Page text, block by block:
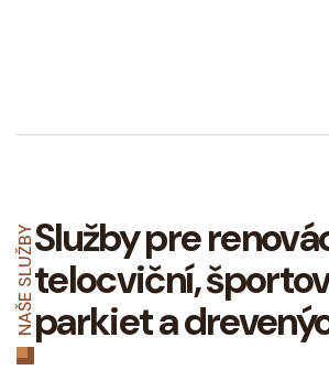
NAŠE SLUŽBYSlužby pre
telocviční,
parkiet a